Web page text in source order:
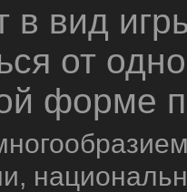
в вид
от
форме